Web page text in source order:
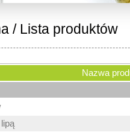
/ Lista produktów
Nazwa